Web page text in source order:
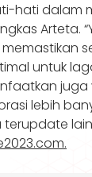
hati dalam
Arteta.
untuk
lebih
terupdate